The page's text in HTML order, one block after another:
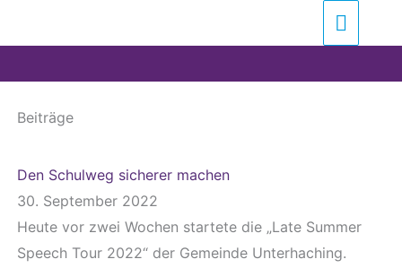
Beiträge
Den Schulweg sicherer machen
30. September 2022
Heute vor zwei Wochen startete die „Late Summer
Speech Tour 2022“ der Gemeinde Unterhaching.
SeiteSeiteSeiteSeite